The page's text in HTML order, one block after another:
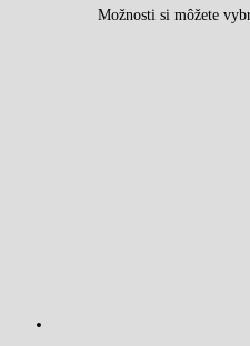
Možnosti si môžete